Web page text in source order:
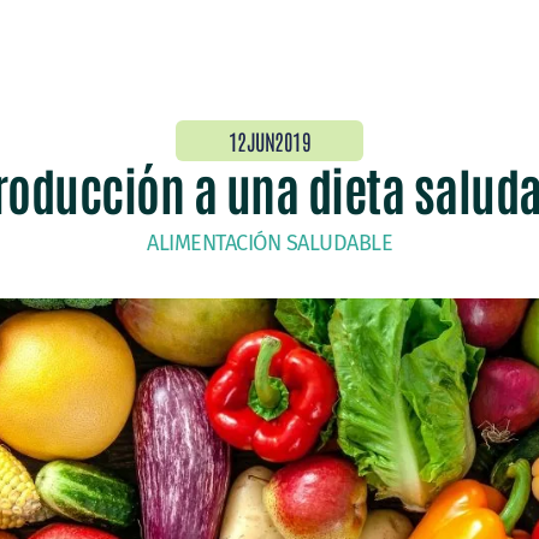
12JUN2019
a una dieta
ALIMENTACIÓN SALUDABLE